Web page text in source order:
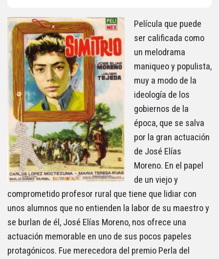
Película que puede
ser calificada como
un melodrama
maniqueo y populista,
muy a modo de la
ideología de los
gobiernos de la
época, que se salva
por la gran actuación
de José Elías
Moreno. En el papel
de un viejo y
comprometido profesor rural que tiene que lidiar con
unos alumnos que no entienden la labor de su maestro y
se burlan de él, José Elías Moreno, nos ofrece una
actuación memorable en uno de sus pocos papeles
protagónicos. Fue merecedora del premio Perla del